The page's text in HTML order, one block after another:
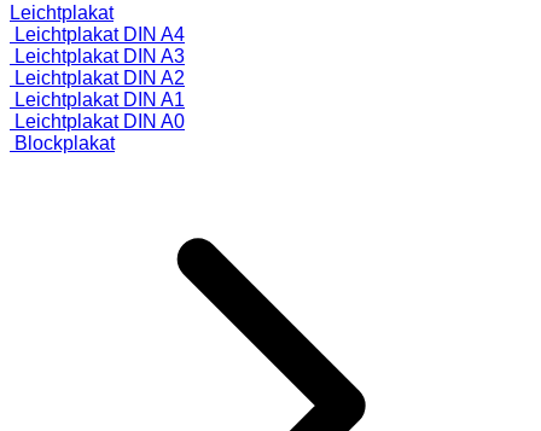
Leichtplakat
Leichtplakat DIN A4
Leichtplakat DIN A3
Leichtplakat DIN A2
Leichtplakat DIN A1
Leichtplakat DIN A0
Blockplakat